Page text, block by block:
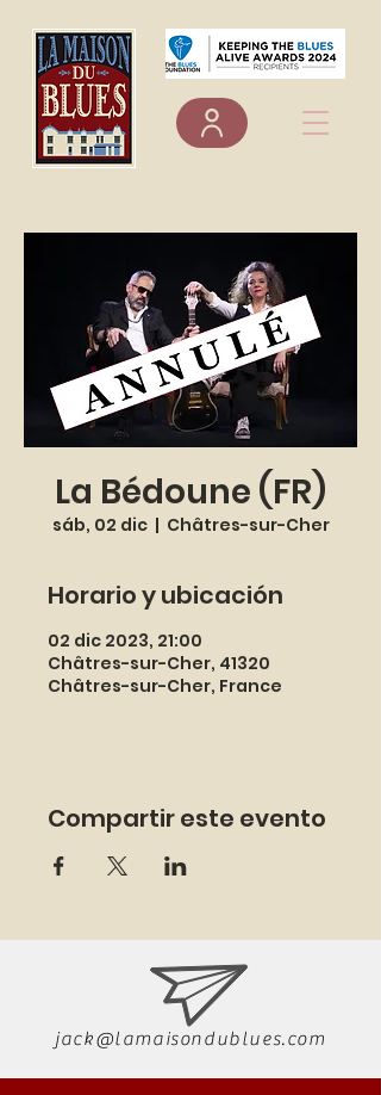
La Bédoune (FR)
sáb, 02 dic
  |
Châtres-sur-Cher
Horario y ubicación
02 dic 2023, 21:00
Châtres-sur-Cher, 41320
Châtres-sur-Cher, France
Compartir este evento
jack@lamaisondublues.com